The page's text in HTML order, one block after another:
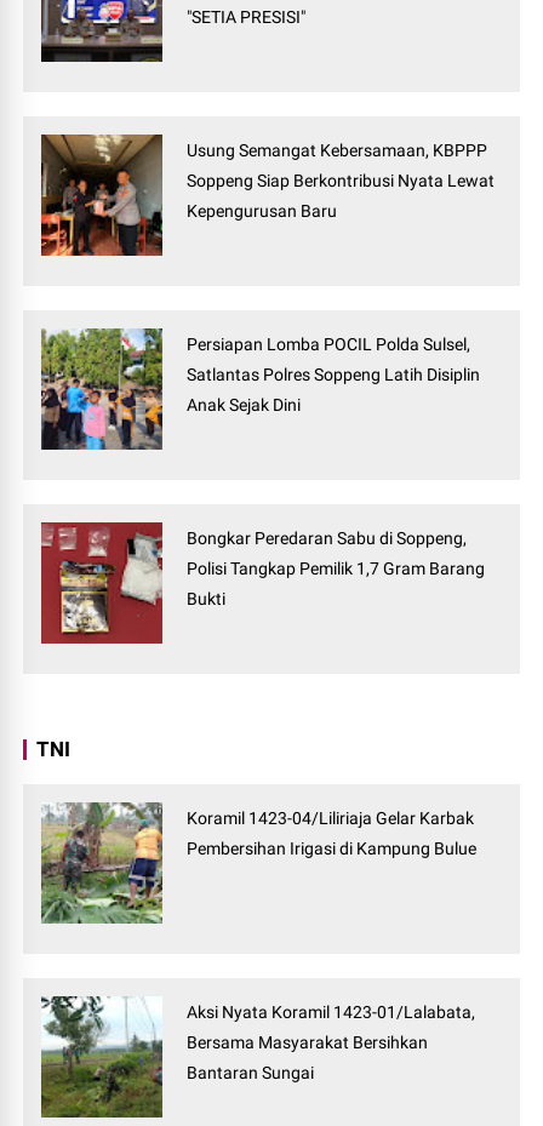
"SETIA PRESISI"
Usung Semangat Kebersamaan, KBPPP
Soppeng Siap Berkontribusi Nyata Lewat
Kepengurusan Baru
Persiapan Lomba POCIL Polda Sulsel,
Satlantas Polres Soppeng Latih Disiplin
Anak Sejak Dini
Bongkar Peredaran Sabu di Soppeng,
Polisi Tangkap Pemilik 1,7 Gram Barang
Bukti
TNI
Koramil 1423-04/Liliriaja Gelar Karbak
Pembersihan Irigasi di Kampung Bulue
Aksi Nyata Koramil 1423-01/Lalabata,
Bersama Masyarakat Bersihkan
Bantaran Sungai